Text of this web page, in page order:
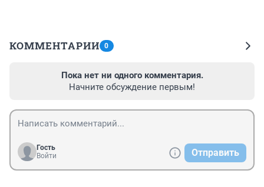
КОММЕНТАРИИ 0
Пока нет ни одного комментария.
Начните обсуждение первым!
Гость
Войти
Отправить